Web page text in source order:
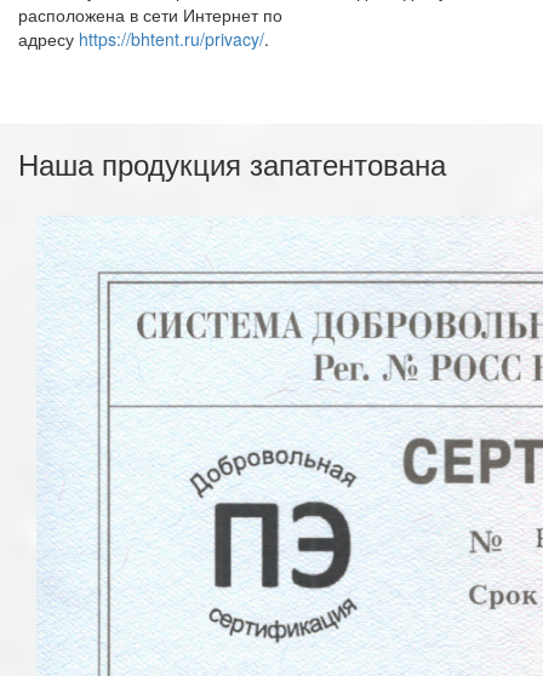
расположена в сети Интернет по
адресу https://bhtent.ru/privacy/.
Наша продукция запатентована